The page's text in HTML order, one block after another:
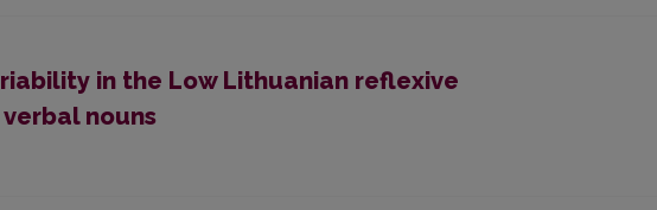
in the Low Lithuanian reflexive
nouns